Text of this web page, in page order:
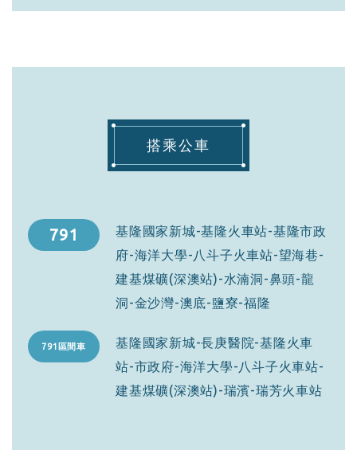
搭乘公車
791
基隆國家新城-基隆火車站-基隆市政
府-海洋大學-八斗子火車站-望海巷-
建基煤礦(深澳站)-水湳洞-鼻頭-龍
洞-金沙灣-澳底-鹽寮-福隆
791區間車
基隆國家新城-長庚醫院-基隆火車
站-市政府-海洋大學-八斗子火車站-
建基煤礦(深澳站)-瑞濱-瑞芳火車站